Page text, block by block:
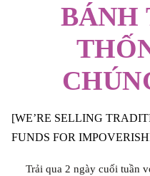
BÁNH
[WE’RE SELLING
FUNDS FOR
Trải qua 2 ngày cuối tuần